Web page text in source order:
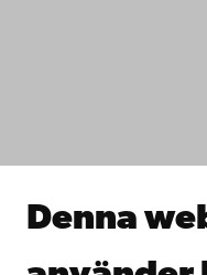
Denna
Samarbeta
Kontinuerligt